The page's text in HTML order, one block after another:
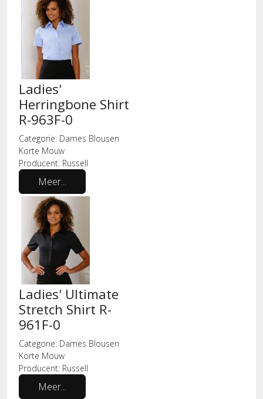
Ladies'
Herringbone Shirt
R-963F-0
Categorie: Dames Blousen
Korte Mouw
Producent: Russell
Meer...
Ladies' Ultimate
Stretch Shirt R-
961F-0
Categorie: Dames Blousen
Korte Mouw
Producent: Russell
Meer...